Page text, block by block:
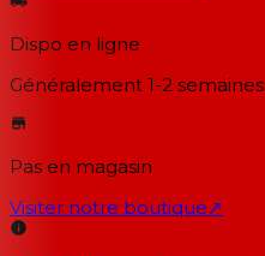
Dispo en ligne
Généralement 1-2 semaines
Pas en magasin
Visiter notre boutique↗